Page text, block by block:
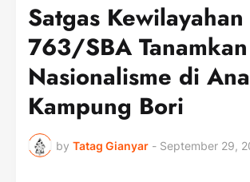
Satgas
763/SBA
Nasionalisme di
Kampung Bori
by Tatag Gianyar - September 29,